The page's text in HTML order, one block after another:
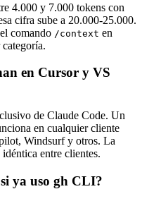
4.000 y 7.000 tokens con
cifra sube a 20.000-25.000.
comando /context en
en Cursor y VS
de Claude Code. Un
en cualquier cliente
Windsurf y otros. La
entre clientes.
ya uso gh CLI?